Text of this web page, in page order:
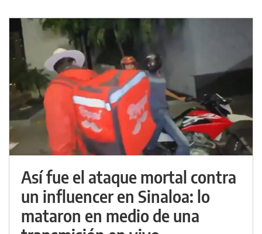
Así fue el ataque mortal contra
un influencer en Sinaloa: lo
mataron en medio de una